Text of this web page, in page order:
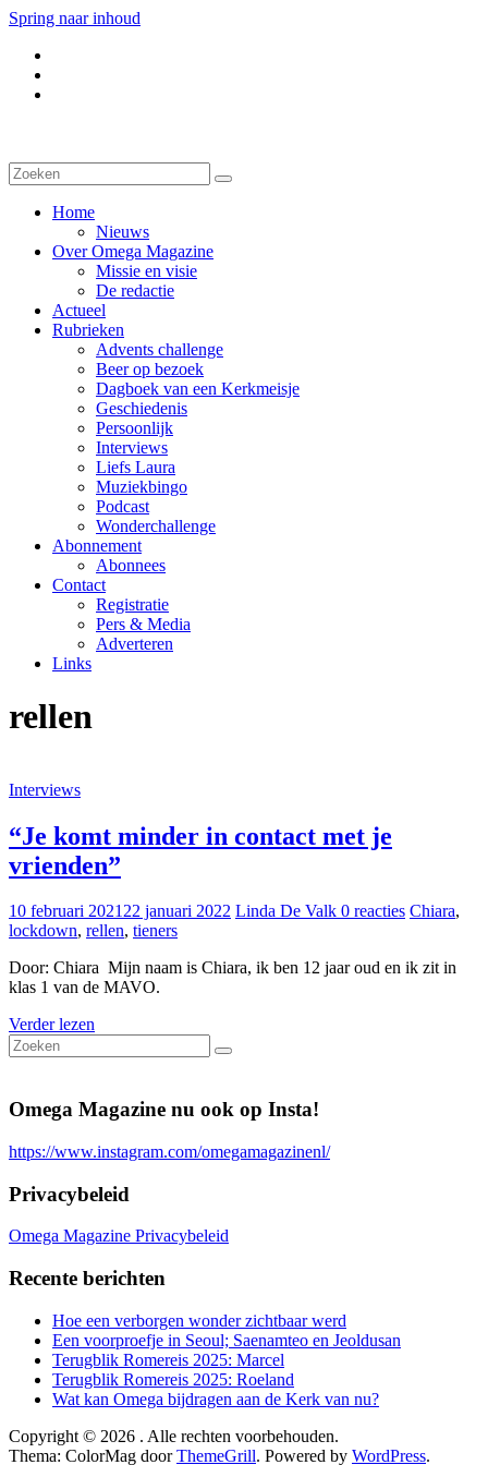
Spring naar inhoud
Home
Nieuws
Over Omega Magazine
Missie en visie
De redactie
Actueel
Rubrieken
Advents challenge
Beer op bezoek
Dagboek van een Kerkmeisje
Geschiedenis
Persoonlijk
Interviews
Liefs Laura
Muziekbingo
Podcast
Wonderchallenge
Abonnement
Abonnees
Contact
Registratie
Pers & Media
Adverteren
Links
rellen
Interviews
“Je komt minder in contact met je
vrienden”
10 februari 202122 januari 2022 Linda De Valk 0 reacties Chiara,
lockdown, rellen, tieners
Door: Chiara Mijn naam is Chiara, ik ben 12 jaar oud en ik zit in
klas 1 van de MAVO.
Verder lezen
Omega Magazine nu ook op Insta!
https://www.instagram.com/omegamagazinenl/
Privacybeleid
Omega Magazine Privacybeleid
Recente berichten
Hoe een verborgen wonder zichtbaar werd
Een voorproefje in Seoul; Saenamteo en Jeoldusan
Terugblik Romereis 2025: Marcel
Terugblik Romereis 2025: Roeland
Wat kan Omega bijdragen aan de Kerk van nu?
Copyright © 2026 . Alle rechten voorbehouden.
Thema: ColorMag doorThemeGrill. Powered by WordPress.